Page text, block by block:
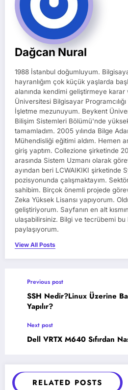
Dağcan Nural
1988 İstanbul doğumluyum.
hayranlığım çok küçük yaşlarda
alanında kendimi geliştirmeye
Üniversitesi Bilgisayar
İşletme mezunuyum. Beykent
Bilişim Sistemleri Bölümü'nde
tamamladım. 2005 yılında Bilge
Mühendisliği eğitimi aldım. Hemen
giriş yaptım. Collezione şirketinde
arasında Sistem Uzmanı olarak
ayından beri LCWAIKIKI şirketinde
pozisyonunda çalışmaktayım.
sahibim. Birçok önemli projede
Zeka Yüksek Lisansı yapıyorum.
geliştiriyorum. Sayfanın en alt
ulaşabilirsiniz. Bilgi ve tecrübemi
paylaşıyorum.
View All Posts
Previous post
SSH Nedir?Linux Üzerine
Yapılır?
Next post
Dell VRTX M640 Sıfırdan
RELATED POSTS